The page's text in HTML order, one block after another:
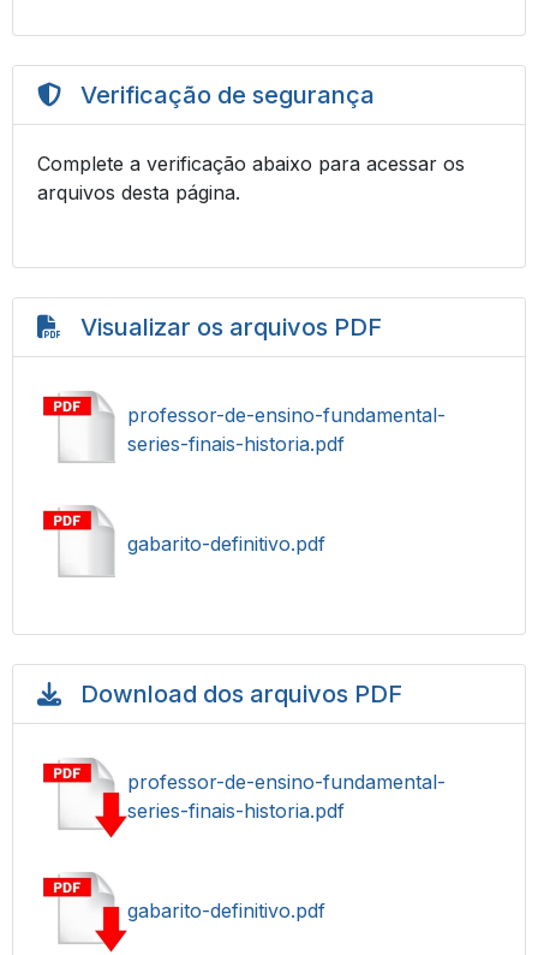
Verificação de segurança
Complete a verificação abaixo para acessar os
arquivos desta página.
Visualizar os arquivos PDF
professor-de-ensino-fundamental-
series-finais-historia.pdf
gabarito-definitivo.pdf
Download dos arquivos PDF
professor-de-ensino-fundamental-
series-finais-historia.pdf
gabarito-definitivo.pdf